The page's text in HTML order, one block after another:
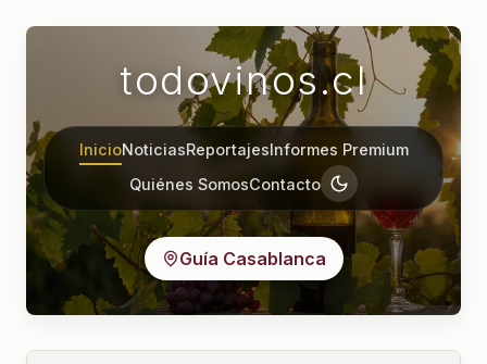
todovinos.cl
InicioNoticiasReportajesInformes Premium
Quiénes SomosContacto
Guía Casablanca